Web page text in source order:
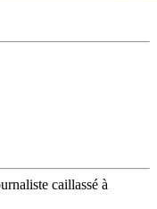
caillassé à